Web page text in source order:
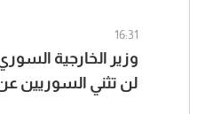
16:31
وزير الخارجية
لن تثني السوريين